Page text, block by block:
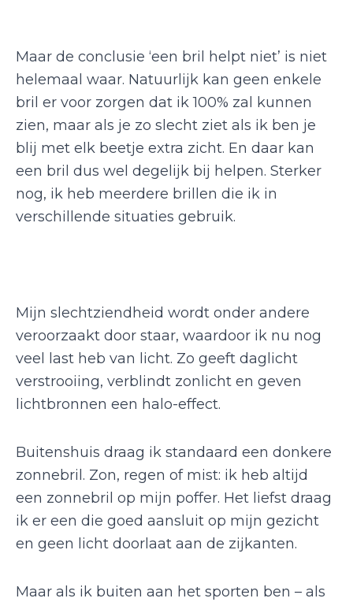
Maar de conclusie ‘een bril helpt niet’ is niet
helemaal waar. Natuurlijk kan geen enkele
bril er voor zorgen dat ik 100% zal kunnen
zien, maar als je zo slecht ziet als ik ben je
blij met elk beetje extra zicht. En daar kan
een bril dus wel degelijk bij helpen. Sterker
nog, ik heb meerdere brillen die ik in
verschillende situaties gebruik.
Mijn slechtziendheid wordt onder andere
veroorzaakt door staar, waardoor ik nu nog
veel last heb van licht. Zo geeft daglicht
verstrooiing, verblindt zonlicht en geven
lichtbronnen een halo-effect.
Buitenshuis draag ik standaard een donkere
zonnebril. Zon, regen of mist: ik heb altijd
een zonnebril op mijn poffer. Het liefst draag
ik er een die goed aansluit op mijn gezicht
en geen licht doorlaat aan de zijkanten.
Maar als ik buiten aan het sporten ben – als